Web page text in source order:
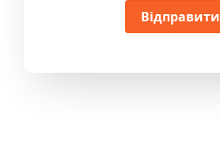
Відправити